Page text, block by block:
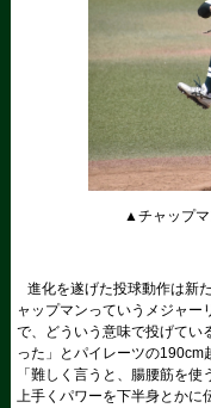
▲チャップマ
進化を遂げた投球動作は新
ャップマンっていうメジャー
で、どういう意味で投げてい
った」とパイレーツの190cm
「難しく言うと、腸腰筋を
上手くパワーを下半身とかに